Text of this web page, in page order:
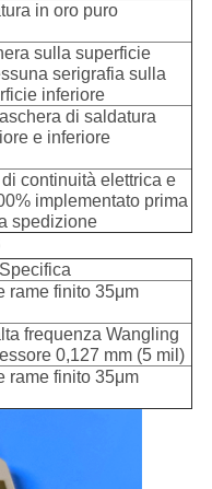
in oro puro
sulla superficie
serigrafia sulla
inferiore
di saldatura
e inferiore
continuità elettrica e
implementato prima
spedizione
Specifica
rame finito 35μm
frequenza Wangling
0,127 mm (5 mil)
rame finito 35μm